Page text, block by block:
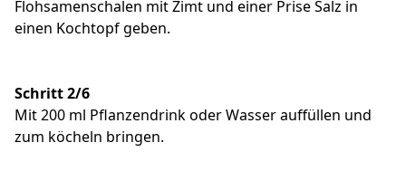
Flohsamenschalen mit Zimt und einer Prise Salz in
einen Kochtopf geben.
Schritt 2/6
Mit 200 ml Pflanzendrink oder Wasser auffüllen und
zum köcheln bringen.